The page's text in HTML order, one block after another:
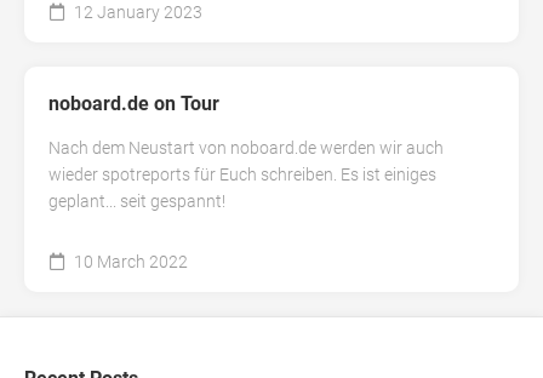
12 January 2023
noboard.de on Tour
Nach dem Neustart von noboard.de werden wir auch
wieder spotreports für Euch schreiben. Es ist einiges
geplant... seit gespannt!
10 March 2022